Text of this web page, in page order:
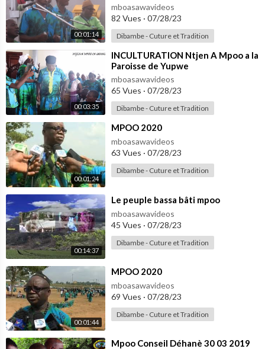
00:01:14
mboasawavideos
82 Vues · 07/28/23
Dibambe - Cuture et Tradition
00:03:35
⁣INCULTURATION Ntjen A Mpoo a la
Paroisse de Yupwe
mboasawavideos
65 Vues · 07/28/23
Dibambe - Cuture et Tradition
00:01:24
⁣MPOO 2020
mboasawavideos
63 Vues · 07/28/23
Dibambe - Cuture et Tradition
00:14:37
⁣Le peuple bassa bâti mpoo
mboasawavideos
45 Vues · 07/28/23
Dibambe - Cuture et Tradition
00:01:44
⁣MPOO 2020
mboasawavideos
69 Vues · 07/28/23
Dibambe - Cuture et Tradition
⁣Mpoo Conseil Déhanè 30 03 2019